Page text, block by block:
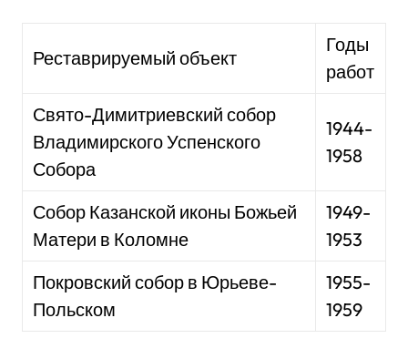
Реставрируемый объект
Годы
работ
Свято-Димитриевский собор
Владимирского Успенского
Собора
1944-
1958
Собор Казанской иконы Божьей
Матери в Коломне
1949-
1953
Покровский собор в Юрьеве-
Польском
1955-
1959